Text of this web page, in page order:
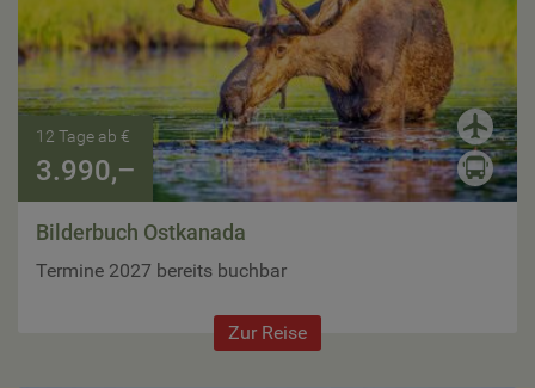
12 Tage ab €
3.990,–
Bilderbuch Ostkanada
Termine 2027 bereits buchbar
Zur Reise